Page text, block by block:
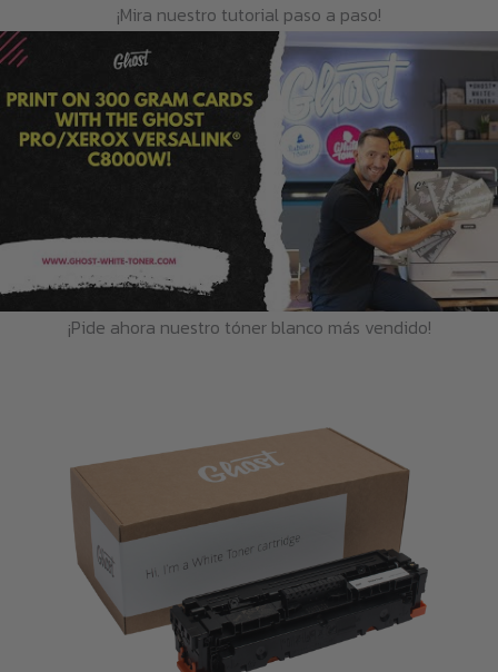
¡Mira nuestro tutorial paso a paso!
¡Pide ahora nuestro tóner blanco más vendido!